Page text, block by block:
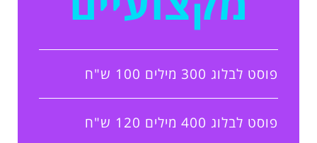
פוסט לבלוג 300 מילים 100 ש"ח
פוסט לבלוג 400 מילים 120 ש"ח